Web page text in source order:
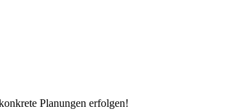
Planungen erfolgen!